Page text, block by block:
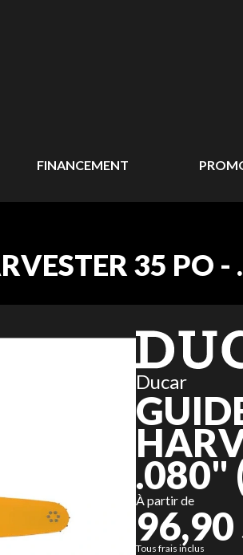
FINANCEMENT
35 PO
Ducar
.080"
À partir de
96,90
Tous frais inclus